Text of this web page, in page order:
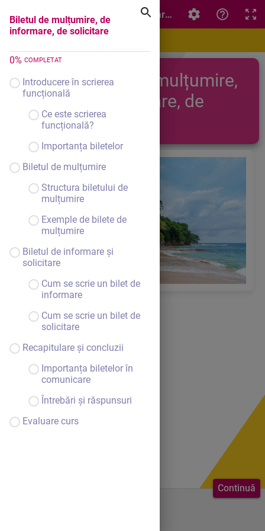
Biletul de mulțumire, de
informare, de solicitare
0% COMPLETAT
Introducere în scrierea
funcțională
Ce este scrierea
funcțională?
Importanța biletelor
Biletul de mulțumire
Structura biletului de
mulțumire
Exemple de bilete de
mulțumire
Biletul de informare și
solicitare
Cum se scrie un bilet de
informare
Cum se scrie un bilet de
solicitare
Recapitulare și concluzii
Importanța biletelor în
comunicare
Întrebări și răspunsuri
Evaluare curs
Continuă
Biletul de mulțumire, de informare, de solicitare
Biletul de mulțumire,
de informare, de
solicitare